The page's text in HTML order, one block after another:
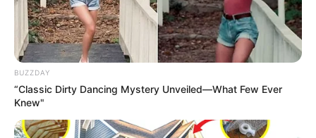
BUZZDAY
“Classic Dirty Dancing Mystery Unveiled—What Few Ever
Knew"